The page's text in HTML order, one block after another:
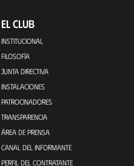
EL CLUB
INSTITUCIONAL
FILOSOFÍA
JUNTA DIRECTIVA
INSTALACIONES
PATROCINADORES
TRANSPARENCIA
ÁREA DE PRENSA
CANAL DEL INFORMANTE
PERFIL DEL CONTRATANTE